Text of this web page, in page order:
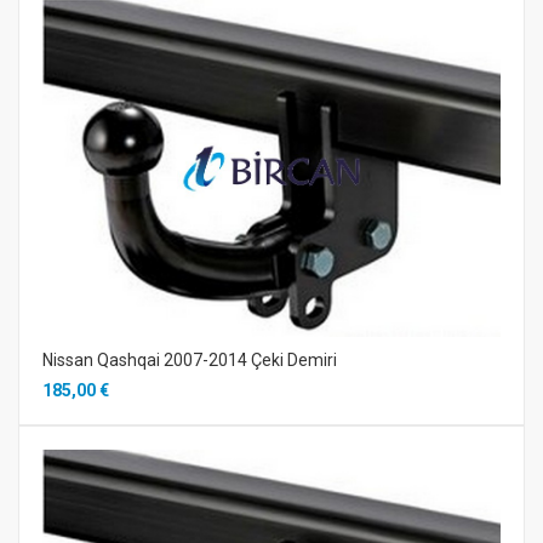
Nissan Qashqai 2007-2014 Çeki Demiri
185,00 €